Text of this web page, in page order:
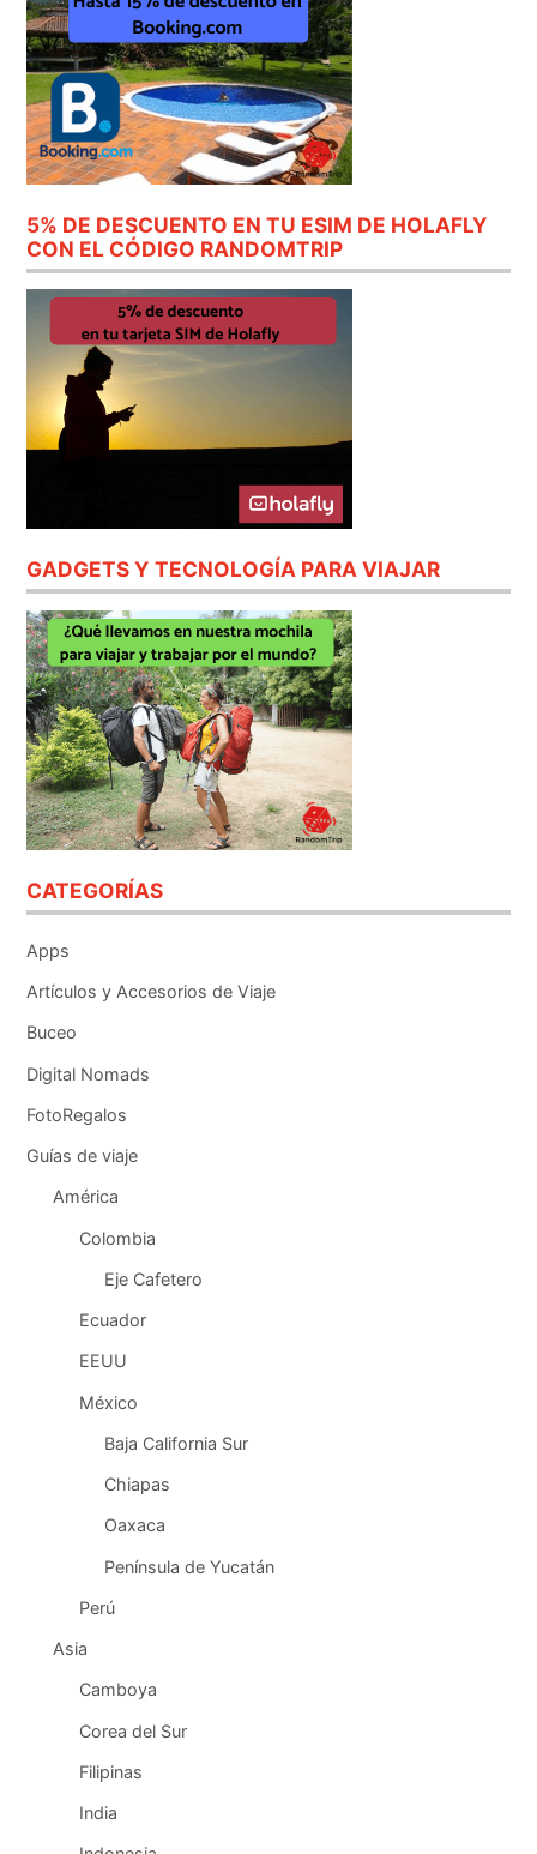
5% DE DESCUENTO EN TU ESIM DE HOLAFLY
CON EL CÓDIGO RANDOMTRIP
GADGETS Y TECNOLOGÍA PARA VIAJAR
CATEGORÍAS
Apps
Artículos y Accesorios de Viaje
Buceo
Digital Nomads
FotoRegalos
Guías de viaje
América
Colombia
Eje Cafetero
Ecuador
EEUU
México
Baja California Sur
Chiapas
Oaxaca
Península de Yucatán
Perú
Asia
Camboya
Corea del Sur
Filipinas
India